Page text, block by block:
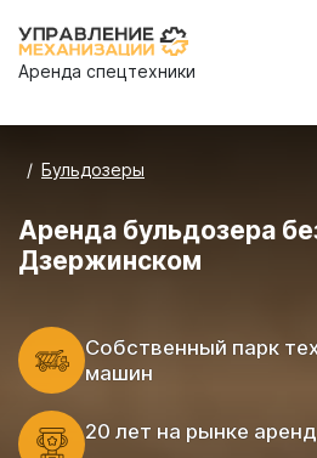
Аренда спецтехники
Бульдозеры
Аренда бульдозера
Дзержинском
Cобственный парк
машин
20 лет на рынке